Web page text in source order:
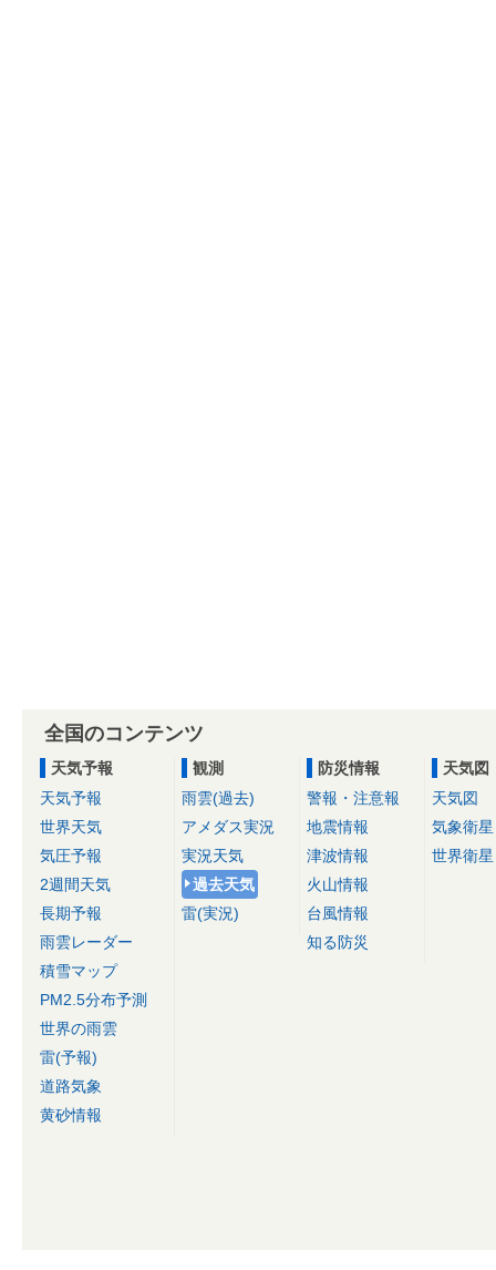
全国のコンテンツ
天気予報
天気予報
世界天気
気圧予報
2週間天気
長期予報
雨雲レーダー
積雪マップ
PM2.5分布予測
世界の雨雲
雷(予報)
道路気象
黄砂情報
観測
雨雲(過去)
アメダス実況
実況天気
過去天気
雷(実況)
防災情報
警報・注意報
地震情報
津波情報
火山情報
台風情報
知る防災
天気図
天気図
気象衛星
世界衛星